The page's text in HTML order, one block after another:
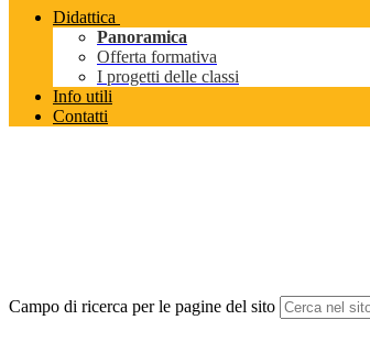
Didattica
Panoramica
Offerta formativa
I progetti delle classi
Info utili
Contatti
Campo di ricerca per le pagine del sito